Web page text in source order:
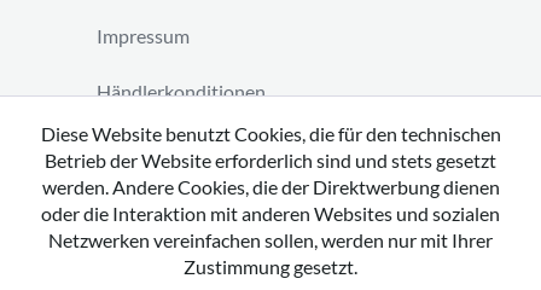
Impressum
Händlerkonditionen
Vertrag widerrufen
Diese Website benutzt Cookies, die für den technischen
Betrieb der Website erforderlich sind und stets gesetzt
werden. Andere Cookies, die der Direktwerbung dienen
oder die Interaktion mit anderen Websites und sozialen
Netzwerken vereinfachen sollen, werden nur mit Ihrer
Zustimmung gesetzt.